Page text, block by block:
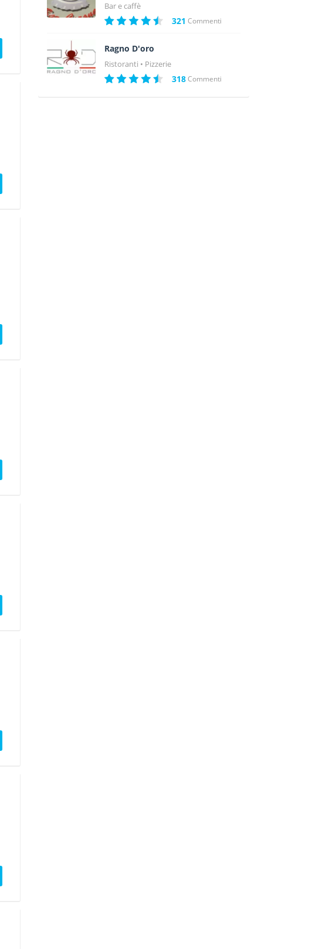
Bar e caffè
321 Commenti
Ragno D'oro
Ristoranti Pizzerie
318Commenti